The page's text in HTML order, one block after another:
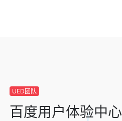
UED团队
百度用户体验中心